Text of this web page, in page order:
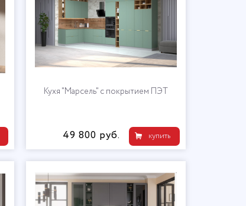
Кухя "Марсель" с покрытием ПЭТ
купить
49 800 руб.